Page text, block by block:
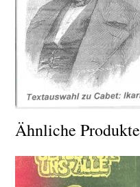
Ähnliche Produkte